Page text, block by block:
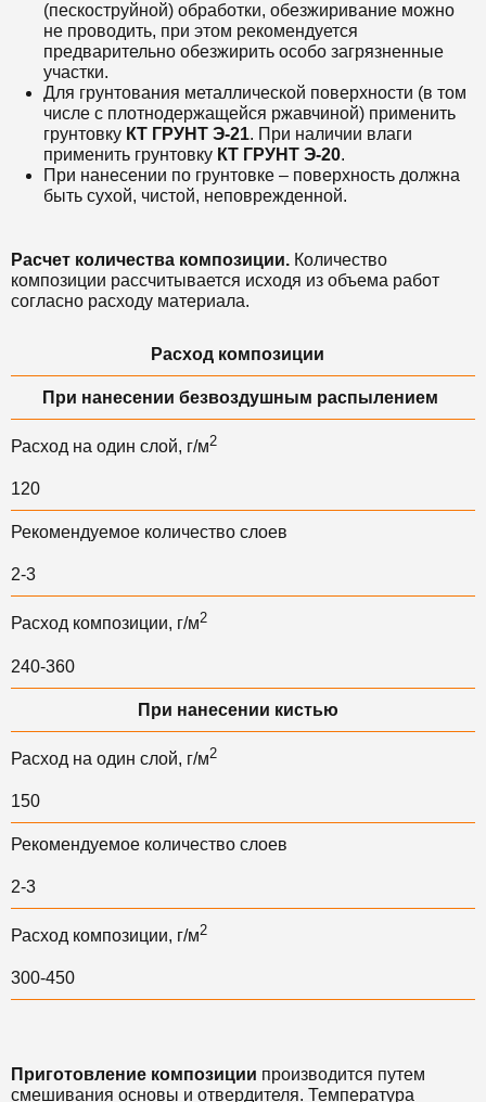
(пескоструйной) обработки, обезжиривание можно
не проводить, при этом рекомендуется
предварительно обезжирить особо загрязненные
участки.
Для грунтования металлической поверхности (в том
числе с плотнодержащейся ржавчиной) применить
грунтовку КТ ГРУНТ Э-21. При наличии влаги
применить грунтовку КТ ГРУНТ Э-20.
При нанесении по грунтовке – поверхность должна
быть сухой, чистой, неповрежденной.
Расчет количества композиции. Количество
композиции рассчитывается исходя из объема работ
согласно расходу материала.
Расход композиции
При нанесении безвоздушным распылением
Расход на один слой, г/м2
120
Рекомендуемое количество слоев
2-3
Расход композиции, г/м2
240-360
При нанесении кистью
Расход на один слой, г/м2
150
Рекомендуемое количество слоев
2-3
Расход композиции, г/м2
300-450
Приготовление композиции производится путем
смешивания основы и отвердителя. Температура